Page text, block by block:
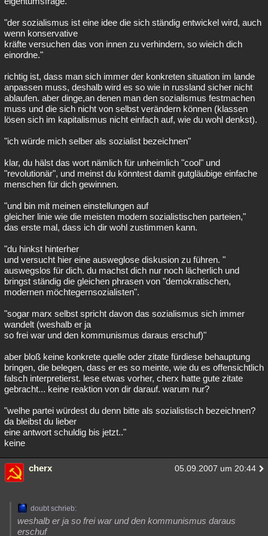
"der sozialismus ist eine idee die sich ständig entwickel wird, auch
wenn konservative
kräfte versuchen das von innen zu verhindern, so wieich dich
einordne."
richtig ist, dass man sich immer der konkreten situation im lande
anpassen muss, deshalb wird es so wie in russland sicher nicht
ablaufen. aber dinge,an denen man den sozialismus festmachen
muss und die sich nicht von selbst verändern können (klassen
lösen sich im kapitalismus nicht einfach auf, wie du wohl denkst).
"ich würde mich selber als sozialist bezeichnen"
klar, du hälst das wort nämlich für unheimlich "cool" und
"revolutionär", und meinst du könntest damit gutgläubige einfache
menschen für dich gewinnen.
"und bin mit meinen einstellungen auf
gleicher linie wie die meisten modern sozialistischen parteien,"
das erste mal, dass ich dir wohl zustimmen kann.
"du hinkst hinterher
und versucht hier eine ausweglose diskusion zu führen. "
auswegslos für dich. du machst dich nur noch lächerlich und
bringst ständig die gleichen phrasen von "demokratischen,
modernen möchtegernsozialisten".
"sogar marx selbst spricht davon das sozialismus sich immer
wandelt (weshalb er ja
so frei war und den kommunismus daraus erschuf)"
aber bloß keine konkrete quelle oder zitate fürdiese behauptung
bringen, die belegen, dass er es so meinte, wie du es offensichtlich
falsch interpretierst. lese etwas vorher, cherx hatte gute zitate
gebracht... keine reaktion von dir darauf. warum nur?
"welhe partei würdest du denn bitte als sozialistisch bezeichnen?
da bleibst du lieber
eine antwort schuldig bis jetzt.."
keine
cherx 05.09.2007 um 20:44
doubt schrieb:
weshalb er ja so frei war und den kommunismus daraus
erschuf